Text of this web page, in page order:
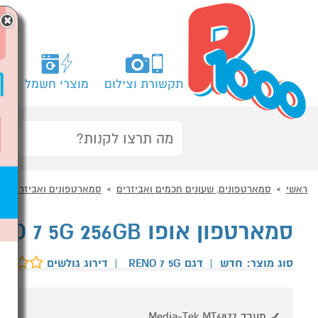
תקשורת וצילום מוצרי חשמל
ראשי סמארטפונים, שעונים חכמים ואביזרים סמארטפונים ואביזרים
סמארטפון אופו OPPO RENO 7 5G 256GB שחור
סוג מוצר: חדש | דגם RENO 7 5G | דירוג גולשים
×